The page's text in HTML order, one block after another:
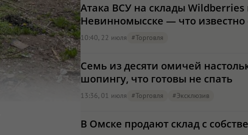
Атака ВСУ на склады Wildberries
Невинномысске — что известно
10:40, 22 июля #торговля
Семь из десяти омичей
шопингу, что готовы не спать
13:36, 01 июля #торговля #эксклюзив
В Омске продают склад с